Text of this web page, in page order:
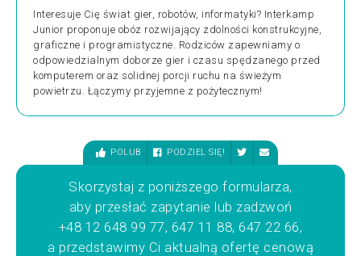
Interesuje Cię świat gier, robotów, informatyki? Interkamp
Junior proponuje obóz rozwijający zdolności konstrukcyjne,
graficzne i programistyczne. Rodziców zapewniamy o
odpowiedzialnym doborze gier i czasu spędzanego przed
komputerem oraz solidnej porcji ruchu na świeżym
powietrzu. Łączymy przyjemne z pożytecznym!
POLUB PODZIEL SIĘ!
Skorzystaj z poniższego formularza,
aby przesłać zapytanie lub zadzwoń
+48 12 648 99 77, 647 11 88, 647 22 66,
a przedstawimy Ci aktualną ofertę cenową